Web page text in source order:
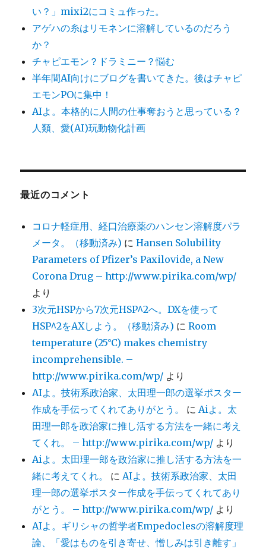
い？」mixi2にコミュ作った。
アゲハの糸はリモネンに溶解しているのだろう
か？
チャピエモン？ドラミニー？悩む
半年間AI向けにブログを書いてきた。後はチャピ
エモンPOに集中！
AIよ。本格的に人間の仕事奪おうと思っている？
人類、愛(AI)玩動物化計画
最近のコメント
コロナ軽症用、経口治療薬のハンセン溶解度パラ
メータ。（移動済み) にHansen Solubility
Parameters of Pfizer’s Paxilovide, a New
Corona Drug – http://www.pirika.com/wp/
より
3次元HSPから7次元HSP^2へ。DXを使って
HSP^2をAXしよう。（移動済み) にRoom
temperature (25°C) makes chemistry
incomprehensible. –
http://www.pirika.com/wp/ より
AIよ。技術系政治家、太田理一郎の選挙ポスター
作成を手伝ってくれてありがとう。
に Aiよ。太
田理一郎を政治家に推し活する方法を一緒に考え
てくれ。 – http://www.pirika.com/wp/ より
Aiよ。太田理一郎を政治家に推し活する方法を一
緒に考えてくれ。
に AIよ。技術系政治家、太田
理一郎の選挙ポスター作成を手伝ってくれてあり
がとう。 – http://www.pirika.com/wp/ より
AIよ。ギリシャの哲学者Empedoclesの溶解度理
論、「愛はものを引き寄せ、憎しみは引き離す」